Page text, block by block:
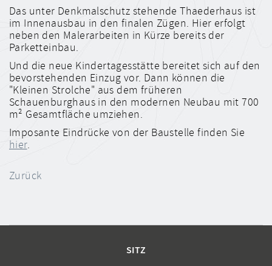
Das unter Denkmalschutz stehende Thaederhaus ist
im Innenausbau in den finalen Zügen. Hier erfolgt
neben den Malerarbeiten in Kürze bereits der
Parketteinbau.
Und die neue Kindertagesstätte bereitet sich auf den
bevorstehenden Einzug vor. Dann können die
"Kleinen Strolche" aus dem früheren
Schauenburghaus in den modernen Neubau mit 700
m² Gesamtfläche umziehen.
Imposante Eindrücke von der Baustelle finden Sie
hier.
Zurück
SITZ